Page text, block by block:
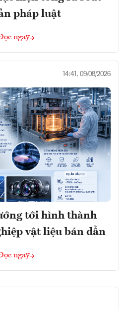
pháp luật
ngay
14:41, 09/08/2026
tới hình thành
vật liệu bán dẫn
ngay